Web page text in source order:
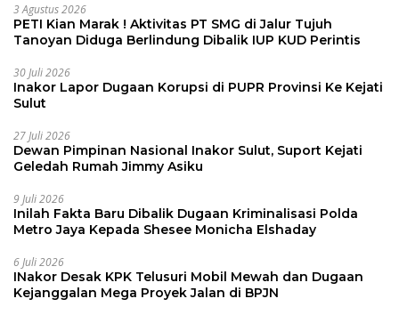
3 Agustus 2026
PETI Kian Marak ! Aktivitas PT SMG di Jalur Tujuh
Tanoyan Diduga Berlindung Dibalik IUP KUD Perintis
30 Juli 2026
Inakor Lapor Dugaan Korupsi di PUPR Provinsi Ke Kejati
Sulut
27 Juli 2026
Dewan Pimpinan Nasional Inakor Sulut, Suport Kejati
Geledah Rumah Jimmy Asiku
9 Juli 2026
Inilah Fakta Baru Dibalik Dugaan Kriminalisasi Polda
Metro Jaya Kepada Shesee Monicha Elshaday
6 Juli 2026
INakor Desak KPK Telusuri Mobil Mewah dan Dugaan
Kejanggalan Mega Proyek Jalan di BPJN